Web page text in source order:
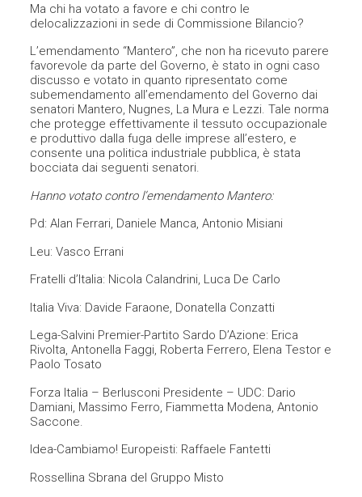
Ma chi ha votato a favore e chi contro le
delocalizzazioni in sede di Commissione Bilancio?
L’emendamento “Mantero”, che non ha ricevuto parere
favorevole da parte del Governo, è stato in ogni caso
discusso e votato in quanto ripresentato come
subemendamento all’emendamento del Governo dai
senatori Mantero, Nugnes, La Mura e Lezzi. Tale norma
che protegge effettivamente il tessuto occupazionale
e produttivo dalla fuga delle imprese all’estero, e
consente una politica industriale pubblica, è stata
bocciata dai seguenti senatori.
Hanno votato contro l’emendamento Mantero:
Pd: Alan Ferrari, Daniele Manca, Antonio Misiani
Leu: Vasco Errani
Fratelli d’Italia: Nicola Calandrini, Luca De Carlo
Italia Viva: Davide Faraone, Donatella Conzatti
Lega-Salvini Premier-Partito Sardo D’Azione: Erica
Rivolta, Antonella Faggi, Roberta Ferrero, Elena Testor e
Paolo Tosato
Forza Italia – Berlusconi Presidente – UDC: Dario
Damiani, Massimo Ferro, Fiammetta Modena, Antonio
Saccone.
Idea-Cambiamo! Europeisti: Raffaele Fantetti
Rossellina Sbrana del Gruppo Misto